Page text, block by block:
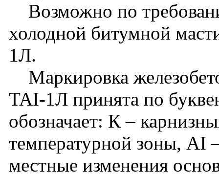
Возможно по
холодной битумной
1Л.
Маркировка
TAI-1Л принята по
обозначает: К –
температурной зоны, АI
местные изменения